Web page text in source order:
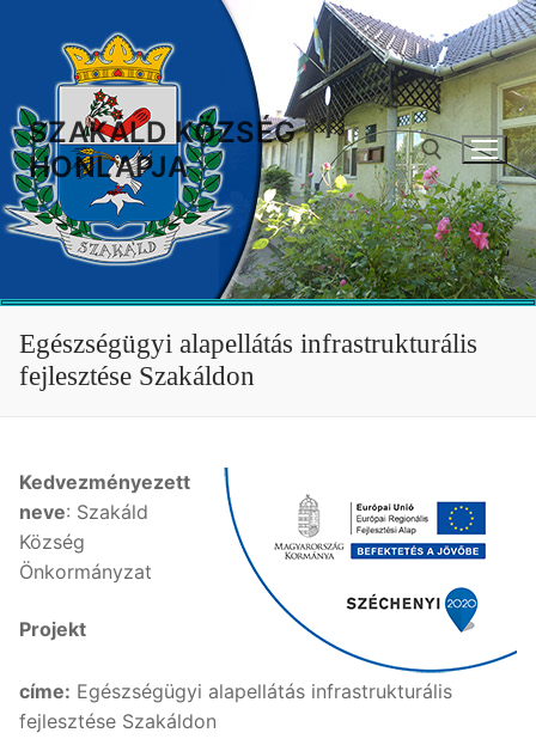
tartalomra
SZAKÁLD KÖZSÉG
HONLAPJA
Keresése:
Egészségügyi alapellátás infrastrukturális
fejlesztése Szakáldon
Kedvezményezett
neve: Szakáld
Község
Önkormányzat
Projekt
címe: Egészségügyi alapellátás infrastrukturális
fejlesztése Szakáldon